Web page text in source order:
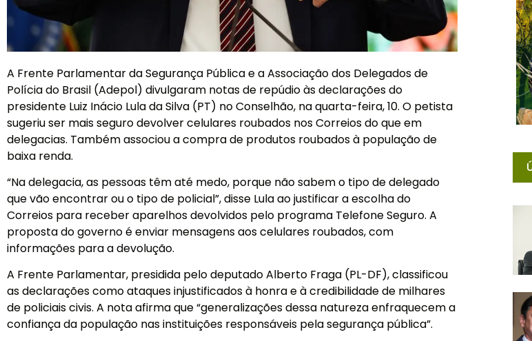
A Frente Parlamentar da Segurança Pública e a Associação dos Delegados de
Polícia do Brasil (Adepol) divulgaram notas de repúdio às declarações do
presidente Luiz Inácio Lula da Silva (PT) no Conselhão, na quarta-feira, 10. O petista
sugeriu ser mais seguro devolver celulares roubados nos Correios do que em
delegacias. Também associou a compra de produtos roubados à população de
baixa renda.
“Na delegacia, as pessoas têm até medo, porque não sabem o tipo de delegado
que vão encontrar ou o tipo de policial”, disse Lula ao justificar a escolha do
Correios para receber aparelhos devolvidos pelo programa Telefone Seguro. A
proposta do governo é enviar mensagens aos celulares roubados, com
informações para a devolução.
A Frente Parlamentar, presidida pelo deputado Alberto Fraga (PL-DF), classificou
as declarações como ataques injustificados à honra e à credibilidade de milhares
de policiais civis. A nota afirma que “generalizações dessa natureza enfraquecem a
confiança da população nas instituições responsáveis pela segurança pública”.